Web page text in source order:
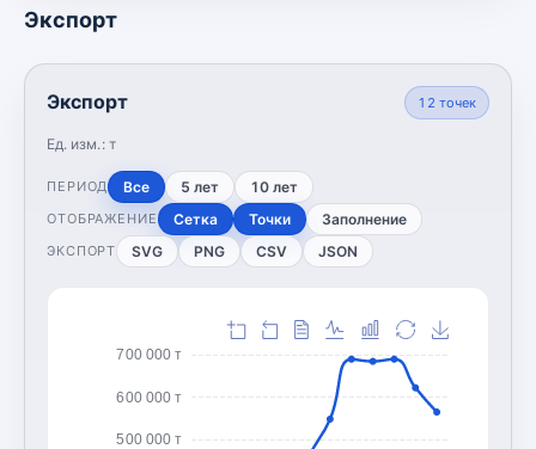
Экспорт
Экспорт
Ед. изм.: т
12 точек
ПЕРИОД Все 5 лет 10 лет
ОТОБРАЖЕНИЕ Сетка Точки Заполнение
ЭКСПОРТ SVG PNG CSV JSON
500 000 т
600 000 т
700 000 т